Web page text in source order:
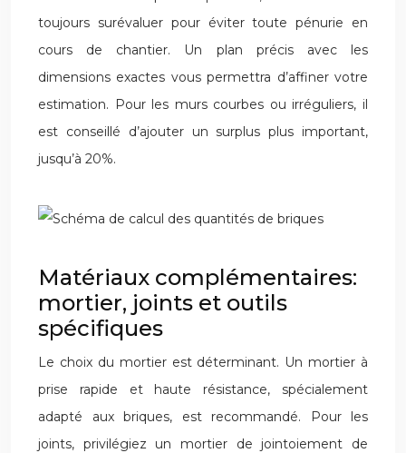
toujours surévaluer pour éviter toute pénurie en
cours de chantier. Un plan précis avec les
dimensions exactes vous permettra d’affiner votre
estimation. Pour les murs courbes ou irréguliers, il
est conseillé d’ajouter un surplus plus important,
jusqu’à 20%.
Matériaux complémentaires:
mortier, joints et outils
spécifiques
Le choix du mortier est déterminant. Un mortier à
prise rapide et haute résistance, spécialement
adapté aux briques, est recommandé. Pour les
joints, privilégiez un mortier de jointoiement de